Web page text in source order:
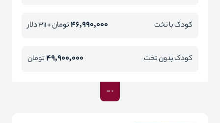
کودک با تخت 46,990,000تومان + 311 دلار
کودک بدون تخت 49,900,000تومان